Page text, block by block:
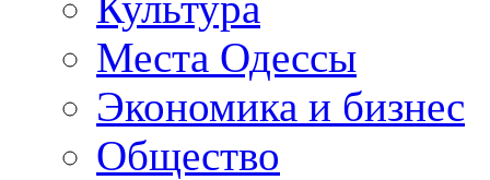
Места Одессы
Экономика и бизнес
Общество